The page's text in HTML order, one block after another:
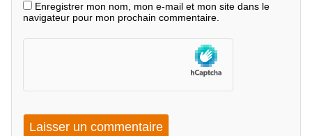
Enregistrer mon nom, mon e-mail et mon site dans le
navigateur pour mon prochain commentaire.